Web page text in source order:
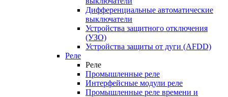
Дифференциальные автоматические
выключатели
Устройства защитного отключения
(УЗО)
Устройства защиты от дуги (AFDD)
Реле
Реле
Промышленные реле
Интерфейсные модули реле
Промышленные реле времени и